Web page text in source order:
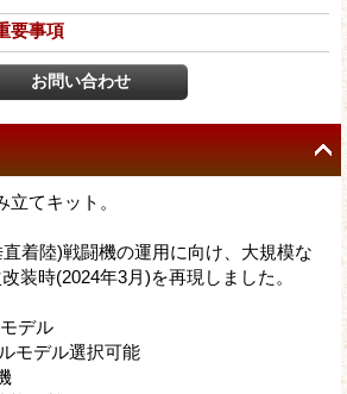
要事項
てキット。
着陸)戦闘機の運用に向け、大規模な
装時(2024年3月)を再現しました。
デル
モデル選択可能